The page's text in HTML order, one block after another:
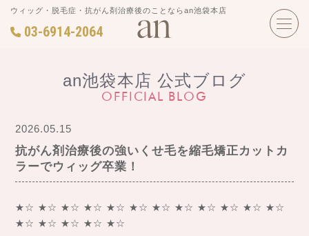
ウィッグ・脱毛症・抗がん剤治療後のことならan池袋本店
03-6914-2064
OFFICIAL BLOG
an池袋本店 公式ブログ
2026.05.15
抗がん剤治療後の強いくせ毛を縮毛矯正カットカ
ラーでウィッグ卒業！
★☆ ★☆ ★☆ ★☆ ★☆ ★☆ ★☆ ★☆ ★☆ ★☆ ★☆ ★☆
★☆ ★☆ ★☆ ★☆ ★☆